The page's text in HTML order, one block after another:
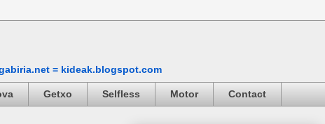
= kideak.blogspot.com
Getxo Selfless Motor Contact